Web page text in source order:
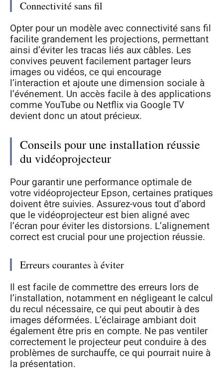
Connectivité sans fil
Opter pour un modèle avec connectivité sans fil
facilite grandement les projections, permettant
ainsi d’éviter les tracas liés aux câbles. Les
convives peuvent facilement partager leurs
images ou vidéos, ce qui encourage
l’interaction et ajoute une dimension sociale à
l’événement. Un accès facile à des applications
comme YouTube ou Netflix via Google TV
devient donc un atout précieux.
Conseils pour une installation réussie
du vidéoprojecteur
Pour garantir une performance optimale de
votre vidéoprojecteur Epson, certaines pratiques
doivent être suivies. Assurez-vous tout d’abord
que le vidéoprojecteur est bien aligné avec
l’écran pour éviter les distorsions. L’alignement
correct est crucial pour une projection réussie.
Erreurs courantes à éviter
Il est facile de commettre des erreurs lors de
l’installation, notamment en négligeant le calcul
du recul nécessaire, ce qui peut aboutir à des
images déformées. L’éclairage ambiant doit
également être pris en compte. Ne pas ventiler
correctement le projecteur peut conduire à des
problèmes de surchauffe, ce qui pourrait nuire à
la présentation.